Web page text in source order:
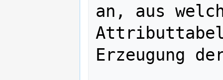
an, aus
Erzeugung